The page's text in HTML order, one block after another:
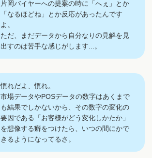
片岡バイヤーへの提案の時に「へぇ」とか
「なるほどね」とか反応があったんです
よ。
ただ、まだデータから自分なりの見解を見
出すのは苦手な感じがします...。
慣れだよ、慣れ。
市場データやPOSデータの数字はあくまで
も結果でしかないから、その数字の変化の
要因である「お客様がどう変化しかたか」
を想像する癖をつけたら、いつの間にかで
きるようになってるさ。